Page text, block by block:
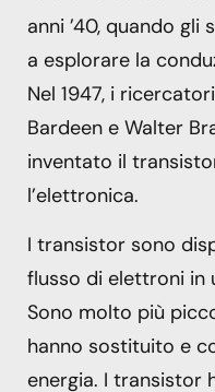
anni ’40, quando
a esplorare la
Nel 1947, i
Bardeen e Walter
inventato il
l’elettronica.
I transistor sono
flusso di elettroni in
Sono molto più
hanno sostituito e
energia. I transistor